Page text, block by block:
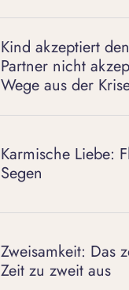
Kind akzeptiert
Partner nicht
Wege aus der
Karmische Liebe:
Segen
Zweisamkeit: Das
Zeit zu zweit aus